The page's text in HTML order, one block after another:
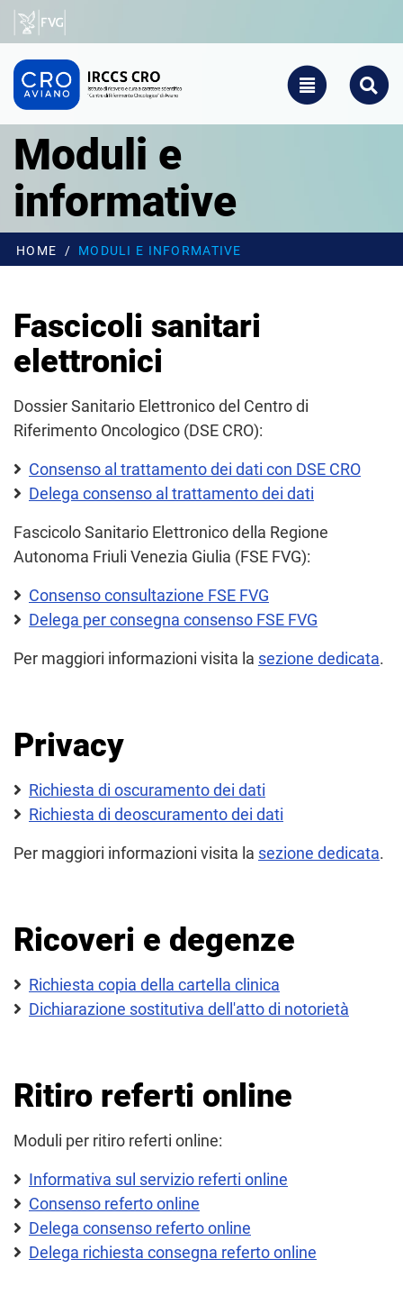
Salta al contenuto principale
CRO - Vai alla homepage
TOGGLE SEARCH
Moduli e
informative
HOME MODULI E INFORMATIVE
Fascicoli sanitari
elettronici
Dossier Sanitario Elettronico del Centro di
Riferimento Oncologico (DSE CRO):
Consenso al trattamento dei dati con DSE CRO
Delega consenso al trattamento dei dati
Fascicolo Sanitario Elettronico della Regione
Autonoma Friuli Venezia Giulia (FSE FVG):
Consenso consultazione FSE FVG
Delega per consegna consenso FSE FVG
Per maggiori informazioni visita la sezione dedicata.
Privacy
Richiesta di oscuramento dei dati
Richiesta di deoscuramento dei dati
Per maggiori informazioni visita la sezione dedicata.
Ricoveri e degenze
Richiesta copia della cartella clinica
Dichiarazione sostitutiva dell'atto di notorietà
Ritiro referti online
Moduli per ritiro referti online:
Informativa sul servizio referti online
Consenso referto online
Delega consenso referto online
Delega richiesta consegna referto online